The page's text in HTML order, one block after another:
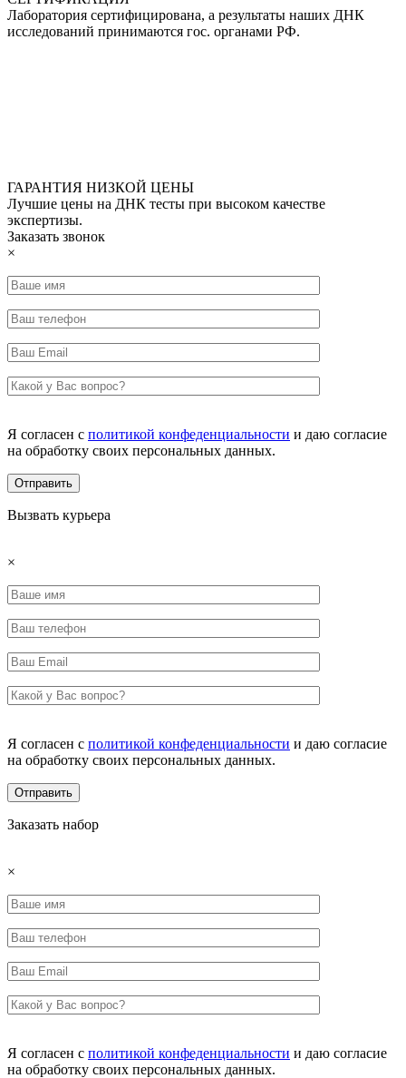
Лаборатория сертифицирована, а результаты наших ДНК
исследований принимаются гос. органами РФ.
ГАРАНТИЯ НИЗКОЙ ЦЕНЫ
Лучшие цены на ДНК тесты при высоком качестве
экспертизы.
Заказать звонок
×
Я согласен с политикой конфеденциальности и даю согласие
на обработку своих персональных данных.
Вызвать курьера
×
Я согласен с политикой конфеденциальности и даю согласие
на обработку своих персональных данных.
Заказать набор
×
Я согласен с политикой конфеденциальности и даю согласие
на обработку своих персональных данных.